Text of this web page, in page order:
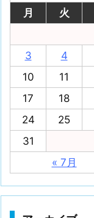
月
火
« 7月
3
4
10
11
17
18
24
25
31